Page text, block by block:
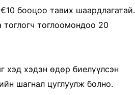
бооцоо тавих шаардлагатай.
тоглоомондоо 20
хэд хэдэн өдөр биелүүлсэн
шагнал цуглуулж болно.